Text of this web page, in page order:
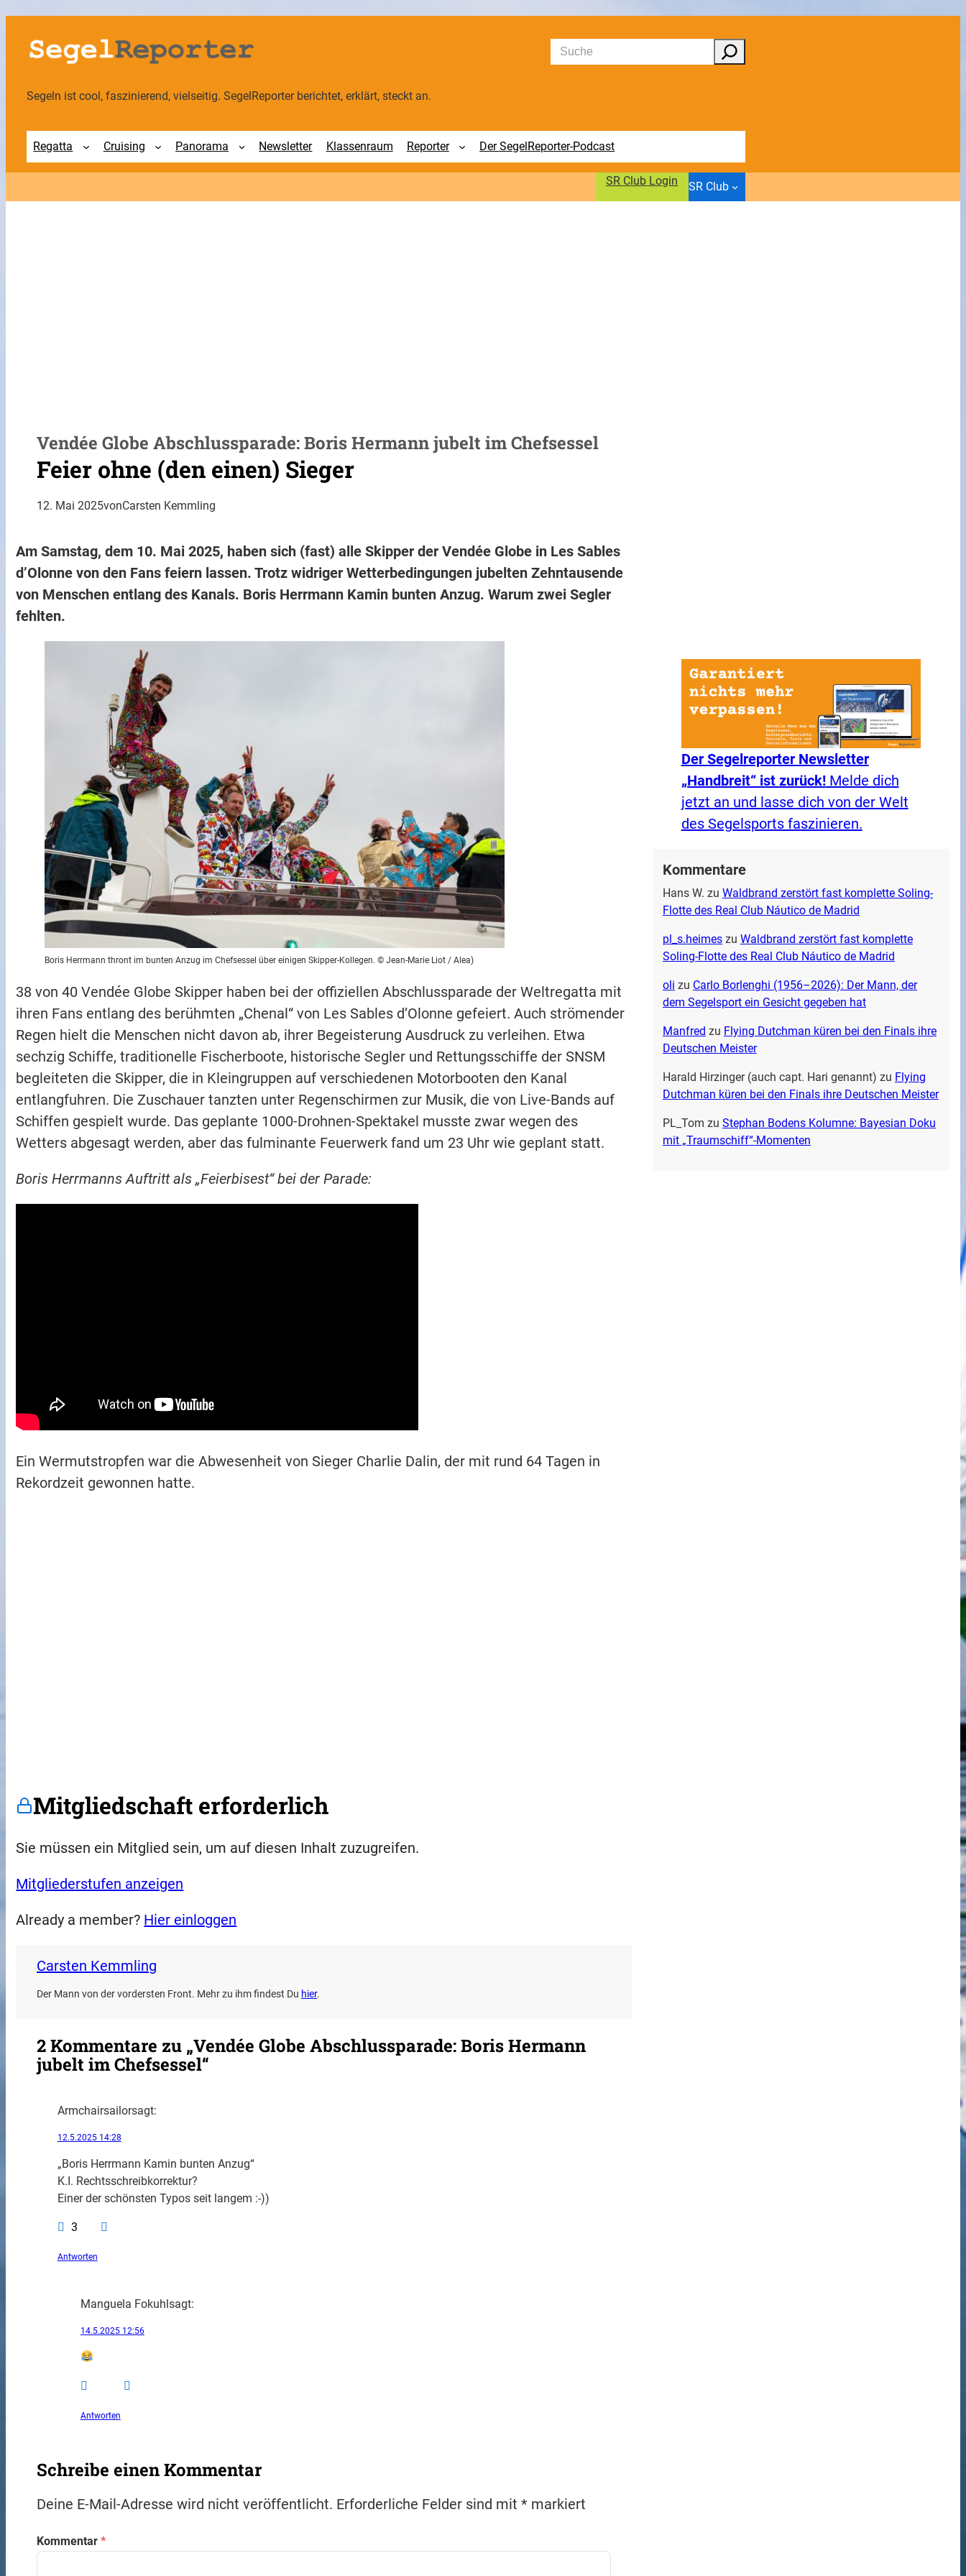
Zum
Inhalt
springen
Suchen
Segeln ist cool, faszinierend, vielseitig. SegelReporter berichtet, erklärt, steckt an.
Regatta Cruising Panorama Newsletter Klassenraum Reporter Der SegelReporter-Podcast
SR Club Login SR Club
Vendée Globe Abschlussparade: Boris Hermann jubelt im Chefsessel
Feier ohne (den einen) Sieger
12. Mai 2025vonCarsten Kemmling
Am Samstag, dem 10. Mai 2025, haben sich (fast) alle Skipper der Vendée Globe in Les Sables
d’Olonne von den Fans feiern lassen. Trotz widriger Wetterbedingungen jubelten Zehntausende
von Menschen entlang des Kanals. Boris Herrmann Kamin bunten Anzug. Warum zwei Segler
fehlten.
Boris Herrmann thront im bunten Anzug im Chefsessel über einigen Skipper-Kollegen. © Jean-Marie Liot / Alea)
38 von 40 Vendée Globe Skipper haben bei der offiziellen Abschlussparade der Weltregatta mit
ihren Fans entlang des berühmten „Chenal“ von Les Sables d’Olonne gefeiert. Auch strömender
Regen hielt die Menschen nicht davon ab, ihrer Begeisterung Ausdruck zu verleihen. Etwa
sechzig Schiffe, traditionelle Fischerboote, historische Segler und Rettungsschiffe der SNSM
begleiteten die Skipper, die in Kleingruppen auf verschiedenen Motorbooten den Kanal
entlangfuhren. Die Zuschauer tanzten unter Regenschirmen zur Musik, die von Live-Bands auf
Schiffen gespielt wurde. Das geplante 1000-Drohnen-Spektakel musste zwar wegen des
Wetters abgesagt werden, aber das fulminante Feuerwerk fand um 23 Uhr wie geplant statt.
Boris Herrmanns Auftritt als „Feierbisest“ bei der Parade:
Ein Wermutstropfen war die Abwesenheit von Sieger Charlie Dalin, der mit rund 64 Tagen in
Rekordzeit gewonnen hatte.
Mitgliedschaft erforderlich
Sie müssen ein Mitglied sein, um auf diesen Inhalt zuzugreifen.
Mitgliederstufen anzeigen
Already a member? Hier einloggen
Carsten Kemmling
Der Mann von der vordersten Front. Mehr zu ihm findest Du hier.
2 Kommentare zu „Vendée Globe Abschlussparade: Boris Hermann
jubelt im Chefsessel“
Armchairsailorsagt:
12.5.2025 14:28
„Boris Herrmann Kamin bunten Anzug“
K.I. Rechtsschreibkorrektur?
Einer der schönsten Typos seit langem :-))
3
Antworten
Manguela Fokuhlsagt:
14.5.2025 12:56
Antworten
Schreibe einen Kommentar
Deine E-Mail-Adresse wird nicht veröffentlicht. Erforderliche Felder sind mit* markiert
Kommentar*
Der Segelreporter Newsletter
„Handbreit“ ist zurück!Melde dich
jetzt an und lasse dich von der Welt
des Segelsports faszinieren.
Kommentare
Hans W. zu Waldbrand zerstört fast komplette Soling-
Flotte des Real Club Náutico de Madrid
pl_s.heimeszu Waldbrand zerstört fast komplette
Soling-Flotte des Real Club Náutico de Madrid
oli zu Carlo Borlenghi (1956–2026): Der Mann, der
dem Segelsport ein Gesicht gegeben hat
Manfred zu Flying Dutchman küren bei den Finals ihre
Deutschen Meister
Harald Hirzinger (auch capt. Hari genannt) zu Flying
Dutchman küren bei den Finals ihre Deutschen Meister
PL_Tom zu Stephan Bodens Kolumne: Bayesian Doku
mit „Traumschiff“-Momenten